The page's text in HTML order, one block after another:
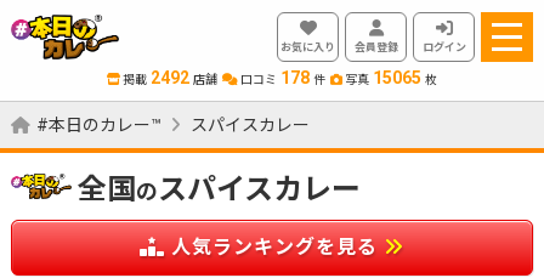
お気に入り 会員登録 ログイン
掲載 2492 店舗 口コミ 178 件 写真 15065 枚
#本日のカレー™ スパイスカレー
全国 のスパイスカレー
人気ランキングを見る